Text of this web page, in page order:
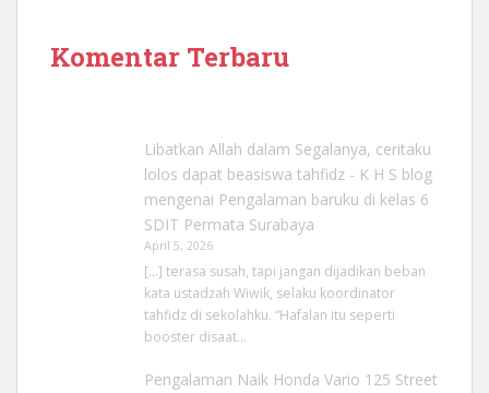
Komentar Terbaru
Libatkan Allah dalam Segalanya, ceritaku
lolos dapat beasiswa tahfidz - K H S blog
mengenai Pengalaman baruku di kelas 6
SDIT Permata Surabaya
April 5, 2026
[…] terasa susah, tapi jangan dijadikan beban
kata ustadzah Wiwik, selaku koordinator
tahfidz di sekolahku. “Hafalan itu seperti
booster disaat…
Pengalaman Naik Honda Vario 125 Street